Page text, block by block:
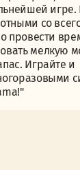
со
провести
мелкую
Играйте и